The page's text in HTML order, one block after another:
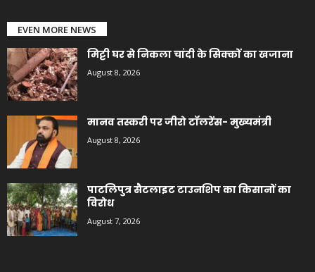
EVEN MORE NEWS
मिट्टी घर से निकला चांदी के सिक्कों का खजाना
August 8, 2026
मानव तस्करी पर जीरो टॉलरेंस- मुख्यमंत्री
August 8, 2026
पाटलिपुत्र सैटलाइट टाउनशिप का किसानों का
विरोध
August 7, 2026